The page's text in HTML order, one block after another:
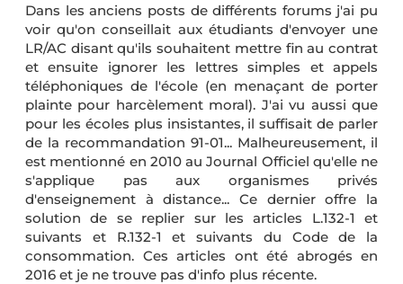
Dans les anciens posts de différents forums j'ai pu
voir qu'on conseillait aux étudiants d'envoyer une
LR/AC disant qu'ils souhaitent mettre fin au contrat
et ensuite ignorer les lettres simples et appels
téléphoniques de l'école (en menaçant de porter
plainte pour harcèlement moral). J'ai vu aussi que
pour les écoles plus insistantes, il suffisait de parler
de la recommandation 91-01... Malheureusement, il
est mentionné en 2010 au Journal Officiel qu'elle ne
s'applique pas aux organismes privés
d'enseignement à distance... Ce dernier offre la
solution de se replier sur les articles L.132-1 et
suivants et R.132-1 et suivants du Code de la
consommation. Ces articles ont été abrogés en
2016 et je ne trouve pas d'info plus récente.